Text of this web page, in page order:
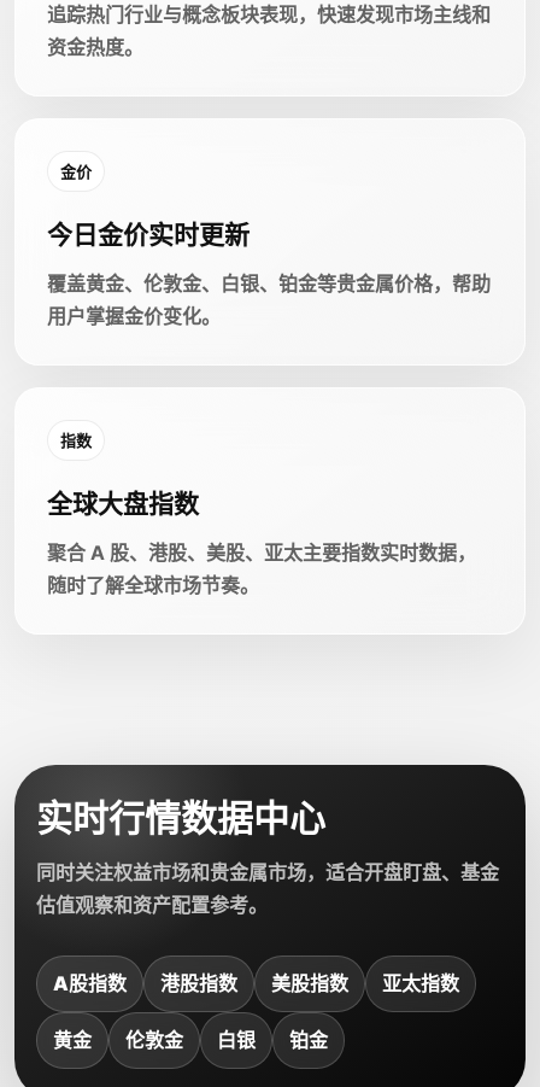
追踪热门行业与概念板块表现，快速发现市场主线和
资金热度。
金价
今日金价实时更新
覆盖黄金、伦敦金、白银、铂金等贵金属价格，帮助
用户掌握金价变化。
指数
全球大盘指数
聚合 A 股、港股、美股、亚太主要指数实时数据，
随时了解全球市场节奏。
实时行情数据中心
同时关注权益市场和贵金属市场，适合开盘盯盘、基金
估值观察和资产配置参考。
A股指数 港股指数 美股指数 亚太指数
黄金 伦敦金 白银 铂金